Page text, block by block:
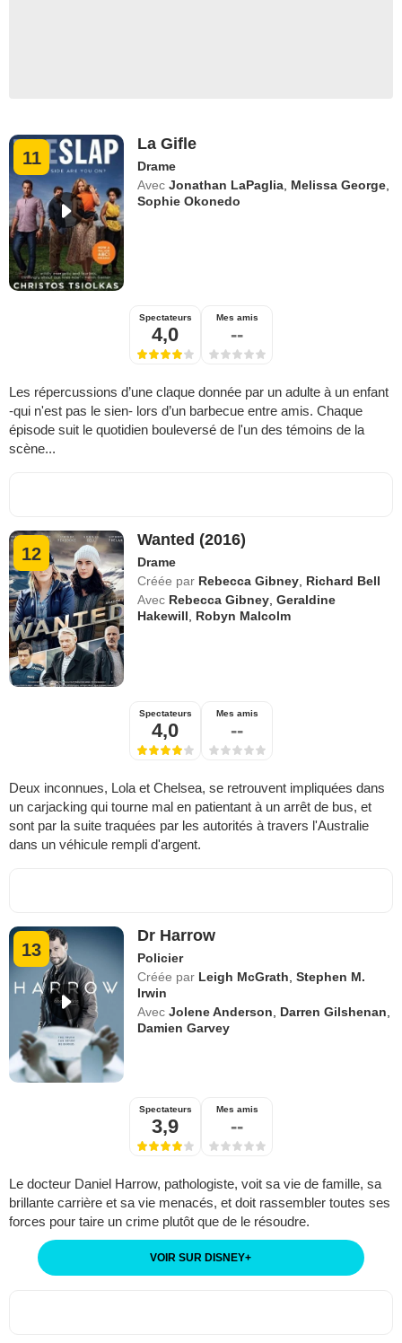
11
La Gifle
Drame
Avec Jonathan LaPaglia Melissa George
Sophie Okonedo
Spectateurs
4,0
Mes amis
--
Les répercussions d’une claque donnée par un adulte à un enfant
-qui n'est pas le sien- lors d’un barbecue entre amis. Chaque
épisode suit le quotidien bouleversé de l'un des témoins de la
scène...
12
Wanted (2016)
Drame
Créée par Rebecca Gibney Richard Bell
Avec Rebecca Gibney ,Geraldine
Hakewill
Robyn Malcolm
Spectateurs
4,0
Mes amis
--
Deux inconnues, Lola et Chelsea, se retrouvent impliquées dans
un carjacking qui tourne mal en patientant à un arrêt de bus, et
sont par la suite traquées par les autorités à travers l'Australie
dans un véhicule rempli d'argent.
13
Dr Harrow
Policier
Créée par Leigh McGrath ,Stephen M.
Irwin
Avec Jolene Anderson Darren Gilshenan
Damien Garvey
Spectateurs
3,9
Mes amis
--
Le docteur Daniel Harrow, pathologiste, voit sa vie de famille, sa
brillante carrière et sa vie menacés, et doit rassembler toutes ses
forces pour taire un crime plutôt que de le résoudre.
VOIR SUR DISNEY+